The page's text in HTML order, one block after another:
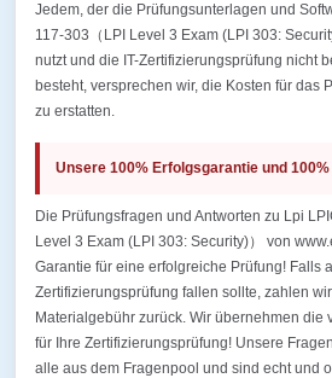
Jedem, der die Prüfungsunterlagen und
117-303（LPI Level 3 Exam (LPI 303:
nutzt und die IT-Zertifizierungsprüfung nicht
besteht, versprechen wir, die Kosten für das
zu erstatten.
Unsere 100% Erfolgsgarantie und
Die Prüfungsfragen und Antworten zu Lpi
Level 3 Exam (LPI 303: Security)） von
Garantie für eine erfolgreiche Prüfung! Falls
Zertifizierungsprüfung fallen sollte, zahlen
Materialgebühr zurück. Wir übernehmen die
für Ihre Zertifizierungsprüfung! Unsere
alle aus dem Fragenpool und sind echt und